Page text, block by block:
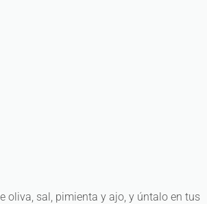
oliva, sal, pimienta y ajo, y úntalo en tus